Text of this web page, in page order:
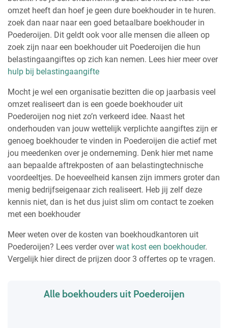
omzet heeft dan hoef je geen dure boekhouder in te huren.
zoek dan naar naar een goed betaalbare boekhouder in
Poederoijen. Dit geldt ook voor alle mensen die alleen op
zoek zijn naar een boekhouder uit Poederoijen die hun
belastingaangiftes op zich kan nemen. Lees hier meer over
hulp bij belastingaangifte
Mocht je wel een organisatie bezitten die op jaarbasis veel
omzet realiseert dan is een goede boekhouder uit
Poederoijen nog niet zo’n verkeerd idee. Naast het
onderhouden van jouw wettelijk verplichte aangiftes zijn er
genoeg boekhouder te vinden in Poederoijen die actief met
jou meedenken over je onderneming. Denk hier met name
aan bepaalde aftrekposten of aan belastingtechnische
voordeeltjes. De hoeveelheid kansen zijn immers groter dan
menig bedrijfseigenaar zich realiseert. Heb jij zelf deze
kennis niet, dan is het dus juist slim om contact te zoeken
met een boekhouder
Meer weten over de kosten van boekhoudkantoren uit
Poederoijen? Lees verder overwat kost een boekhouder.
Vergelijk hier direct de prijzen door 3 offertes op te vragen.
Alle boekhouders uit Poederoijen